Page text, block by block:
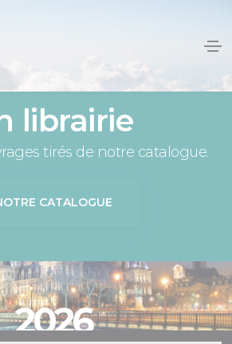
librairie
tirés de notre catalogue.
CATALOGUE
2026